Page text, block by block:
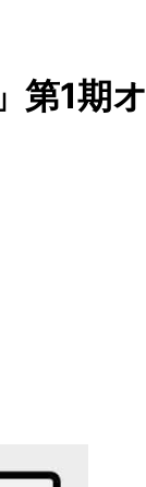
第1期オ